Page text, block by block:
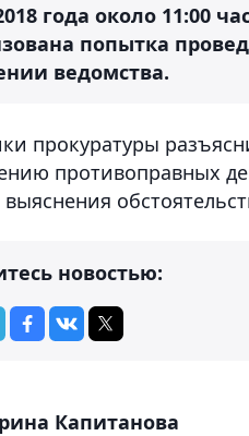
года около 11:00
попытка
ведомства.
прокуратуры
противоправных
новостью:
Капитанова